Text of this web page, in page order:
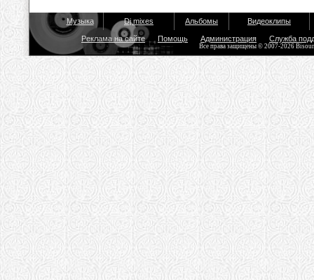
Музыка Dj mixes Альбомы Видеоклипы
Реклама на сайте Помощь Администрация Служба
Все права защищены © 2007-2026